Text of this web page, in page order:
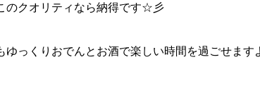
のクオリティなら納得です☆彡
っくりおでんとお酒で楽しい時間を過ごせます